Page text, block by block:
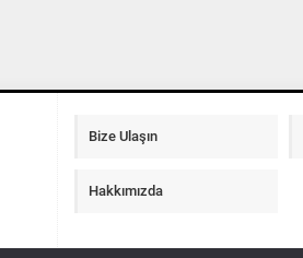
Bize Ulaşın
Hakkımızda